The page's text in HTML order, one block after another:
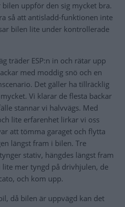
bilen uppför den sig mycket bra.
så att antisladd-funktionen inte
bilen lite under kontrollerade
träder ESP:n in och rätar upp
med moddig snö och en
Det gäller ha tillräcklig
Vi klarar de flesta backar
stannar vi halvvägs. Med
lite erfarenhet lirkar vi oss
att tömma garaget och flytta
längst fram i bilen. Tre
stativ, hängdes längst fram
lite mer tyngd på drivhjulen, de
och kom upp.
då bilen är uppvägd kan det